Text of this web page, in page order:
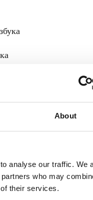
About
analyse our traffic. We
who may
their services.
, 2020, Издательство
Потомок Одина